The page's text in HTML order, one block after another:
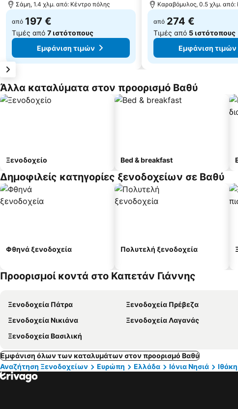
Σάμη, 1.4 χλμ. από: Κέντρο πόλης
από 197 €
Τιμές από 7 ιστότοπους
Εμφάνιση τιμών
Καραβόμυλος, 0.5 χλμ. από:
από 274 €
Τιμές από 5 ιστότοπους
Εμφάνιση τιμών
Άλλα καταλύματα στον προορισμό Βαθύ
Ξενοδοχείο Bed & breakfast
Δημοφιλείς κατηγορίες ξενοδοχείων σε Βαθύ
Φθηνά ξενοδοχεία Πολυτελή ξενοδοχεία
Προορισμοί κοντά στο Καπετάν Γιάννης
Ξενοδοχεία Πάτρα Ξενοδοχεία Πρέβεζα
Ξενοδοχεία Νικιάνα
Ξενοδοχεία Λαγανάς
Ξενοδοχεία Βασιλική
Εμφάνιση όλων των καταλυμάτων στον προορισμό Βαθύ
Αναζήτηση Ξενοδοχείων
Ευρώπη Ελλάδα Ιόνια Νησιά Ιθάκη